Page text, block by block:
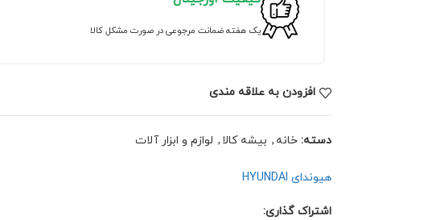
یک هفته ضمانت مرجوعی در صورت مشکل کالا
افزودن به علاقه مندی
دسته: خانه , بیشه کالا , لوازم و ابزار آلات
هیوندای HYUNDAI
اشتراک گذاری: